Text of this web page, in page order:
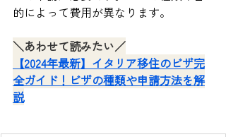
的によって費用が異なります。
＼あわせて読みたい／
【2024年最新】イタリア移住のビザ完
全ガイド！ビザの種類や申請方法を解
説